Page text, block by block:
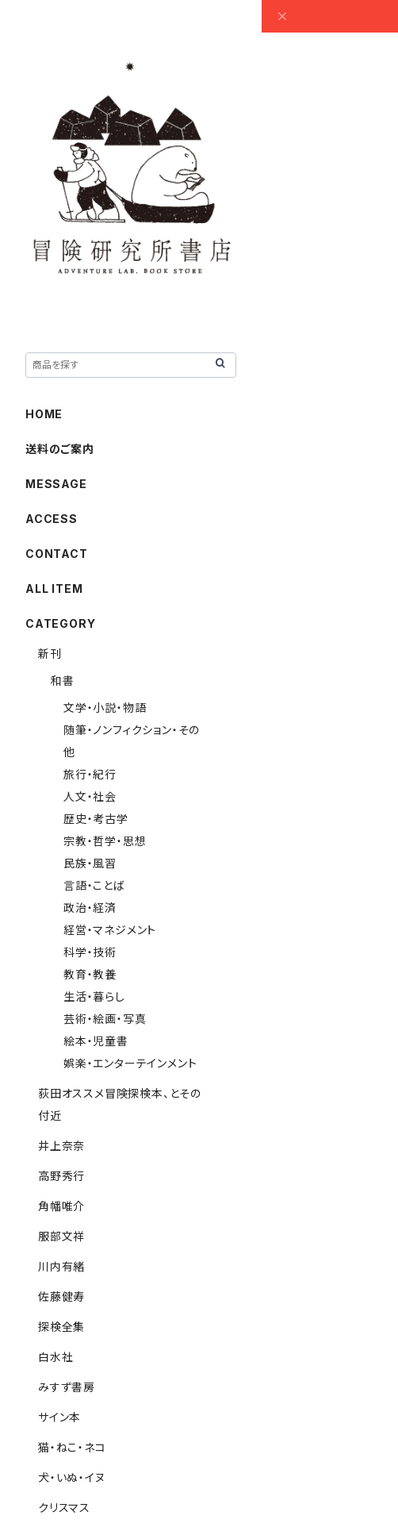
HOME
送料のご案内
MESSAGE
ACCESS
CONTACT
ALL ITEM
CATEGORY
新刊
和書
文学・小説・物語
随筆・ノンフィクション・その
他
旅行・紀行
人文・社会
歴史・考古学
宗教・哲学・思想
民族・風習
言語・ことば
政治・経済
経営・マネジメント
科学・技術
教育・教養
生活・暮らし
芸術・絵画・写真
絵本・児童書
娯楽・エンターテインメント
荻田オススメ冒険探検本、とその
付近
井上奈奈
高野秀行
角幡唯介
服部文祥
川内有緒
佐藤健寿
探検全集
白水社
みすず書房
サイン本
猫・ねこ・ネコ
犬・いぬ・イヌ
クリスマス